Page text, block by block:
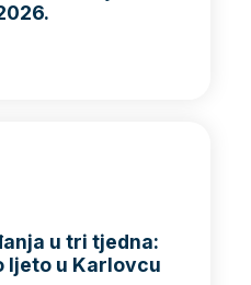
u tri tjedna:
ljeto u Karlovcu